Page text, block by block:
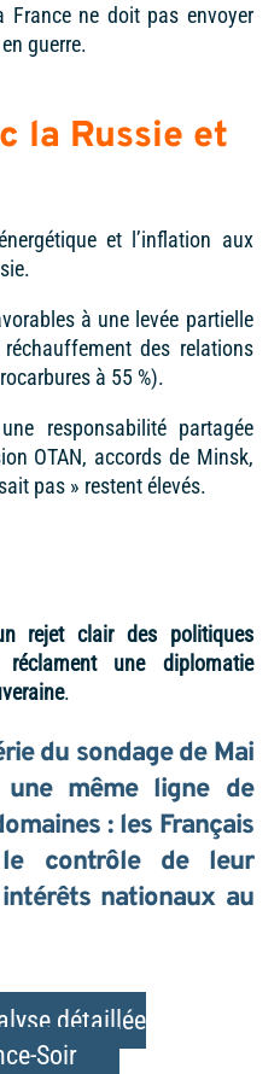
France ne doit pas envoyer
guerre.
la Russie et
et l’inflation aux
à une levée partielle
des relations
à 55 %).
responsabilité partagée
OTAN, accords de Minsk,
pas » restent élevés.
rejet clair des politiques
une diplomatie
.
du sondage de Mai
même ligne de
: les Français
le contrôle de leur
nationaux au
détaillée
Soir